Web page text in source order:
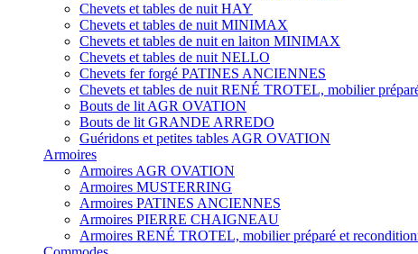
Chevets et tables de nuit HAY
Chevets et tables de nuit MINIMAX
Chevets et tables de nuit en laiton MINIMAX
Chevets et tables de nuit NELLO
Chevets fer forgé PATINES ANCIENNES
Chevets et tables de nuit RENÉ TROTEL, mobilier
Bouts de lit AGR OVATION
Bouts de lit GRANDE ARREDO
Guéridons et petites tables AGR OVATION
Armoires
Armoires AGR OVATION
Armoires MUSTERRING
Armoires PATINES ANCIENNES
Armoires PIERRE CHAIGNEAU
Armoires RENÉ TROTEL, mobilier préparé et